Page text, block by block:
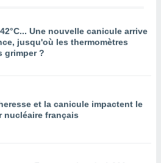
Une nouvelle canicule arrive
jusqu'où les thermomètres
grimper ?
et la canicule impactent le
nucléaire français